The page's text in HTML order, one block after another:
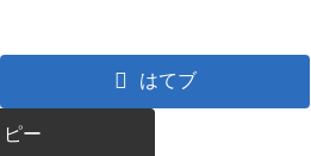
はてブ
ピー